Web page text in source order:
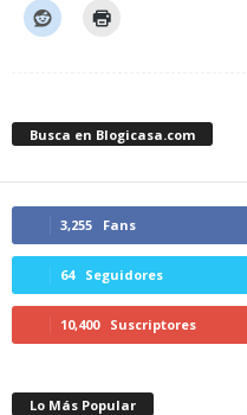
Busca en Blogicasa.com
3,255 Fans
64 Seguidores
10,400 Suscriptores
Lo Más Popular